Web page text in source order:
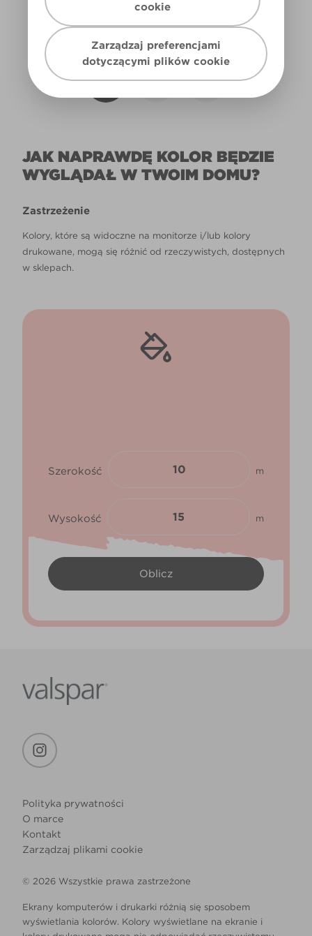
cookie
Zarządzaj preferencjami
dotyczącymi plików cookie
JAK NAPRAWDĘ KOLOR BĘDZIE
WYGLĄDAŁ W TWOIM DOMU?
Zastrzeżenie
Kolory, które są widoczne na monitorze i/lub kolory
drukowane, mogą się różnić od rzeczywistych, dostępnych
w sklepach.
Szerokość m
Wysokość m
Polityka prywatności
O marce
Kontakt
Zarządzaj plikami cookie
© 2026 Wszystkie prawa zastrzeżone
Ekrany komputerów i drukarki różnią się sposobem
wyświetlania kolorów. Kolory wyświetlane na ekranie i